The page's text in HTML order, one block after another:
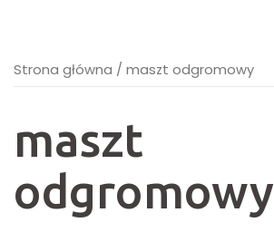
Strona główna / maszt odgromowy
maszt
odgromowy